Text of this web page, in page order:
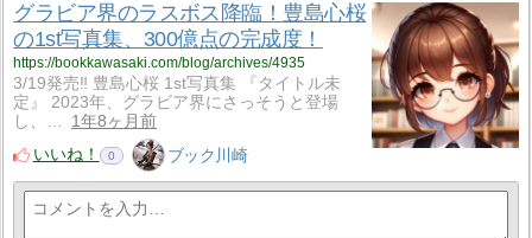
グラビア界のラスボス降臨！豊島心桜
の1st写真集、300億点の完成度！
https://bookkawasaki.com/blog/archives/4935
3/19発売‼ 豊島心桜 1st写真集 『タイトル未
定』 2023年、グラビア界にさっそうと登場
し、…
1年8ヶ月前
いいね！
0 ブック川崎